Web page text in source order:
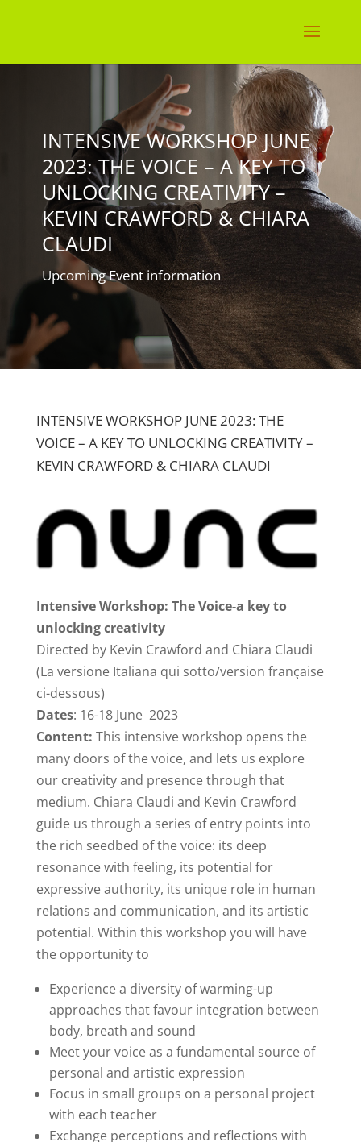
INTENSIVE WORKSHOP JUNE
2023: THE VOICE – A KEY TO
UNLOCKING CREATIVITY –
KEVIN CRAWFORD & CHIARA
CLAUDI
Upcoming Event information
INTENSIVE WORKSHOP JUNE 2023: THE
VOICE – A KEY TO UNLOCKING CREATIVITY –
KEVIN CRAWFORD & CHIARA CLAUDI
Intensive Workshop: The Voice-a key to
unlocking creativity
Directed by Kevin Crawford and Chiara Claudi
(La versione Italiana qui sotto/version française
ci-dessous)
Dates: 16-18 June 2023
Content: This intensive workshop opens the
many doors of the voice, and lets us explore
our creativity and presence through that
medium. Chiara Claudi and Kevin Crawford
guide us through a series of entry points into
the rich seedbed of the voice: its deep
resonance with feeling, its potential for
expressive authority, its unique role in human
relations and communication, and its artistic
potential. Within this workshop you will have
the opportunity to
Experience a diversity of warming-up
approaches that favour integration between
body, breath and sound
Meet your voice as a fundamental source of
personal and artistic expression
Focus in small groups on a personal project
with each teacher
Exchange perceptions and reflections with